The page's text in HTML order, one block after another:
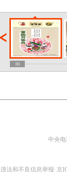
中央
违法和不良信息举报 京